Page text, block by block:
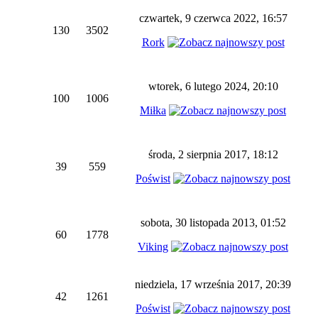
130 3502
czwartek, 9 czerwca 2022, 16:57
Rork
100 1006
wtorek, 6 lutego 2024, 20:10
Miłka
39 559
środa, 2 sierpnia 2017, 18:12
Poświst
60 1778
sobota, 30 listopada 2013, 01:52
Viking
42 1261
niedziela, 17 września 2017, 20:39
Poświst